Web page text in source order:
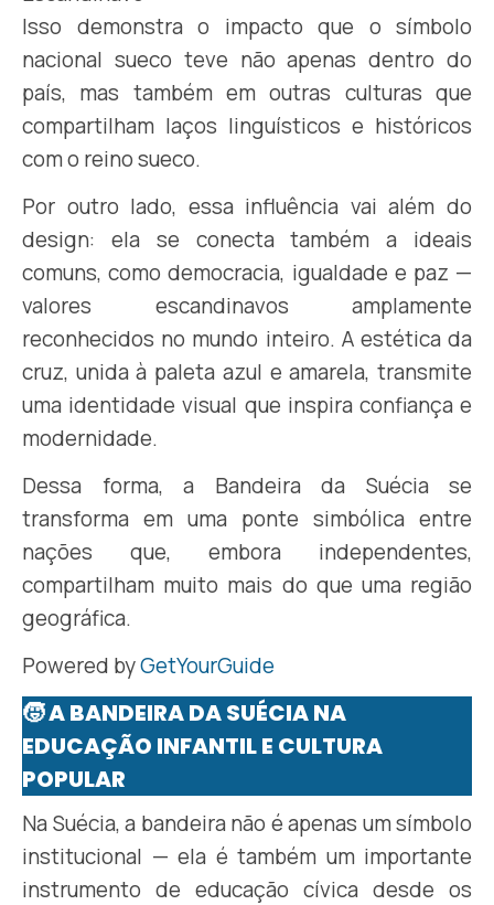
Isso demonstra o impacto que o símbolo
nacional sueco teve não apenas dentro do
país, mas também em outras culturas que
compartilham laços linguísticos e históricos
com o reino sueco.
Por outro lado, essa influência vai além do
design: ela se conecta também a ideais
comuns, como democracia, igualdade e paz —
valores escandinavos amplamente
reconhecidos no mundo inteiro. A estética da
cruz, unida à paleta azul e amarela, transmite
uma identidade visual que inspira confiança e
modernidade.
Dessa forma, a Bandeira da Suécia se
transforma em uma ponte simbólica entre
nações que, embora independentes,
compartilham muito mais do que uma região
geográfica.
Powered byGetYourGuide
🧒 A BANDEIRA DA SUÉCIA NA
EDUCAÇÃO INFANTIL E CULTURA
POPULAR
Na Suécia, a bandeira não é apenas um símbolo
institucional — ela é também um importante
instrumento de educação cívica desde os